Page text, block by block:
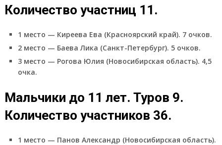
Количество участниц 11.
1 место — Киреева Ева (Красноярский край). 7 очков.
2 место — Баева Лика (Санкт-Петербург). 5 очков.
3 место — Рогова Юлия (Новосибирская область). 4,5
очка.
Мальчики до 11 лет. Туров 9.
Количество участников 36.
1 место — Панов Александр (Новосибирская область).